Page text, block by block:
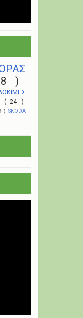
)
( 24 )
)SKODA